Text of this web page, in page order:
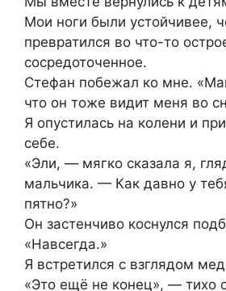
Мои ноги были устойчивее,
превратился во что-то
сосредоточенное.
Стефан побежал ко мне.
что он тоже видит меня во
Я опустилась на колени и
себе.
«Эли, — мягко сказала я,
мальчика. — Как давно у
пятно?»
Он застенчиво коснулся
«Навсегда.»
Я встретился с взглядом
«Это ещё не конец», — тихо